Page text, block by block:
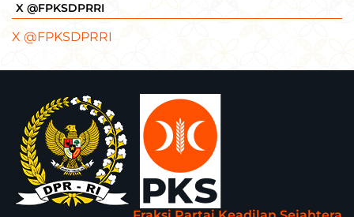
X @FPKSDPRRI
X @FPKSDPRRI